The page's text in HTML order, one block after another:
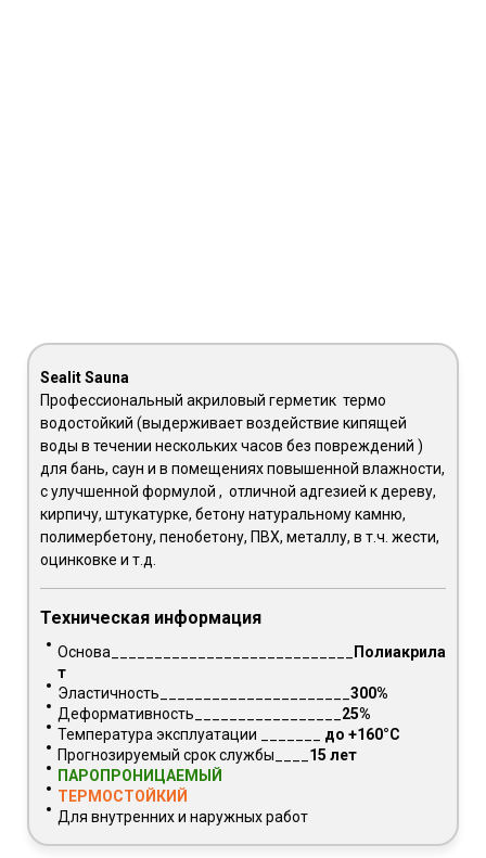
Sealit Sauna
Профессиональный акриловый герметик термо
водостойкий (выдерживает воздействие кипящей
воды в течении нескольких часов без повреждений )
для бань, саун и в помещениях повышенной влажности,
с улучшенной формулой , отличной адгезией к дереву,
кирпичу, штукатурке, бетону натуральному камню,
полимербетону, пенобетону, ПВХ, металлу, в т.ч. жести,
оцинковке и т.д.
Техническая информация
Основа____________________________
Полиакрила
т
Эластичность______________________ 300%
Деформативность_________________ 25%
Температура эксплуатации _______
до +160°C
Прогнозируемый срок службы____ 15 лет
ПАРОПРОНИЦАЕМЫЙ
ТЕРМОСТОЙКИЙ
Для внутренних и наружных работ